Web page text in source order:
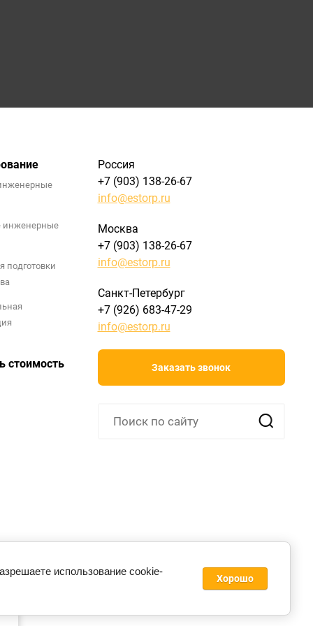
инженерные
подготовки
стоимость
Россия
+7 (903) 138-26-67
info@estorp.ru
Москва
+7 (903) 138-26-67
info@estorp.ru
Санкт-Петербург
+7 (926) 683-47-29
info@estorp.ru
Заказать звонок
использование cookie-
Хорошо